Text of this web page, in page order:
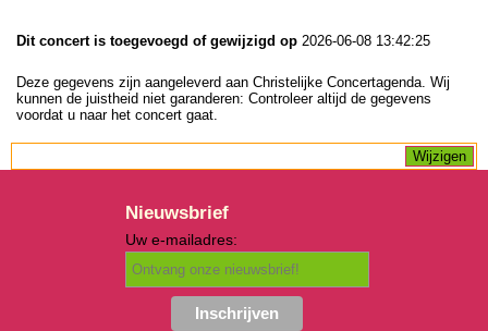
Dit concert is toegevoegd of gewijzigd op 2026-06-08 13:42:25
Deze gegevens zijn aangeleverd aan Christelijke Concertagenda. Wij
kunnen de juistheid niet garanderen: Controleer altijd de gegevens
voordat u naar het concert gaat.
Nieuwsbrief
Uw e-mailadres: